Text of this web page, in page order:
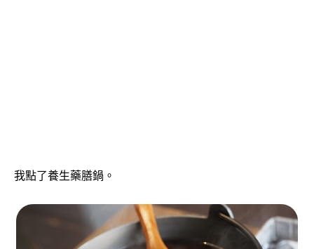
我點了養生藥膳鍋。